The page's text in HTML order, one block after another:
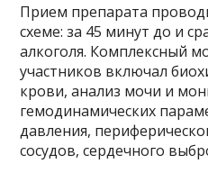
Прием препарата
схеме: за 45 минут до и
алкоголя. Комплексный
участников включал
крови, анализ мочи и
гемодинамических
давления,
сосудов, сердечного